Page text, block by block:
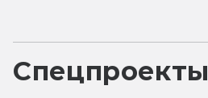
Спецпроекты